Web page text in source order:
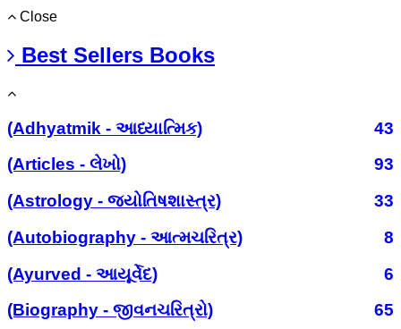
Close
Best Sellers Books
(Adhyatmik - આધ્યાત્મિક)
43
(Articles - લેખો)
93
(Astrology - જ્યોતિષશાસ્ત્ર)
33
(Autobiography - આત્મચરિત્ર)
8
(Ayurved - આયૂર્વેદ)
6
(Biography - જીવનચરિત્રો)
65